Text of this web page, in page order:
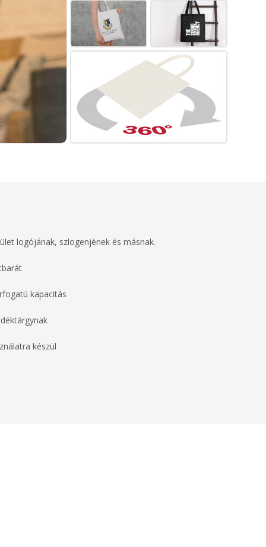
logójának, szlogenjének és másnak.
kapacitás
készül